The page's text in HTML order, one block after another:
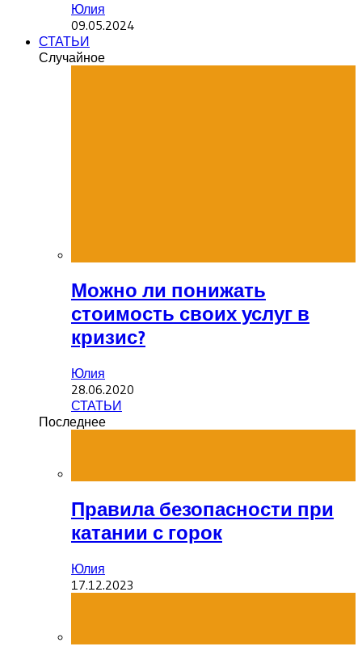
Юлия
09.05.2024
СТАТЬИ
Случайное
Можно ли понижать
стоимость своих услуг в
кризис?
Юлия
28.06.2020
СТАТЬИ
Последнее
Правила безопасности при
катании с горок
Юлия
17.12.2023